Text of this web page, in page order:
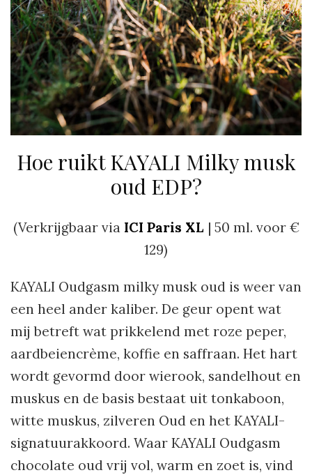
Hoe ruikt KAYALI Milky musk
oud EDP?
(Verkrijgbaar via ICI Paris XL | 50 ml. voor €
129)
KAYALI Oudgasm milky musk oud is weer van
een heel ander kaliber. De geur opent wat
mij betreft wat prikkelend met roze peper,
aardbeiencrème, koffie en saffraan. Het hart
wordt gevormd door wierook, sandelhout en
muskus en de basis bestaat uit tonkaboon,
witte muskus, zilveren Oud en het KAYALI-
signatuurakkoord. Waar KAYALI Oudgasm
chocolate oud vrij vol, warm en zoet is, vind